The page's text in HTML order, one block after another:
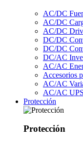
AC/DC
AC/DC
AC/DC
DC/DC
DC/DC
DC/AC
AC/AC
Accesorios
AC/AC
AC/AC
Protección
Protección